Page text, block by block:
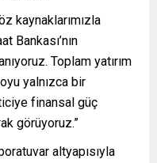
öz kaynaklarımızla
Bankası’nın
Toplam yatırım
yalnızca bir
finansal güç
görüyoruz.”
altyapısıyla